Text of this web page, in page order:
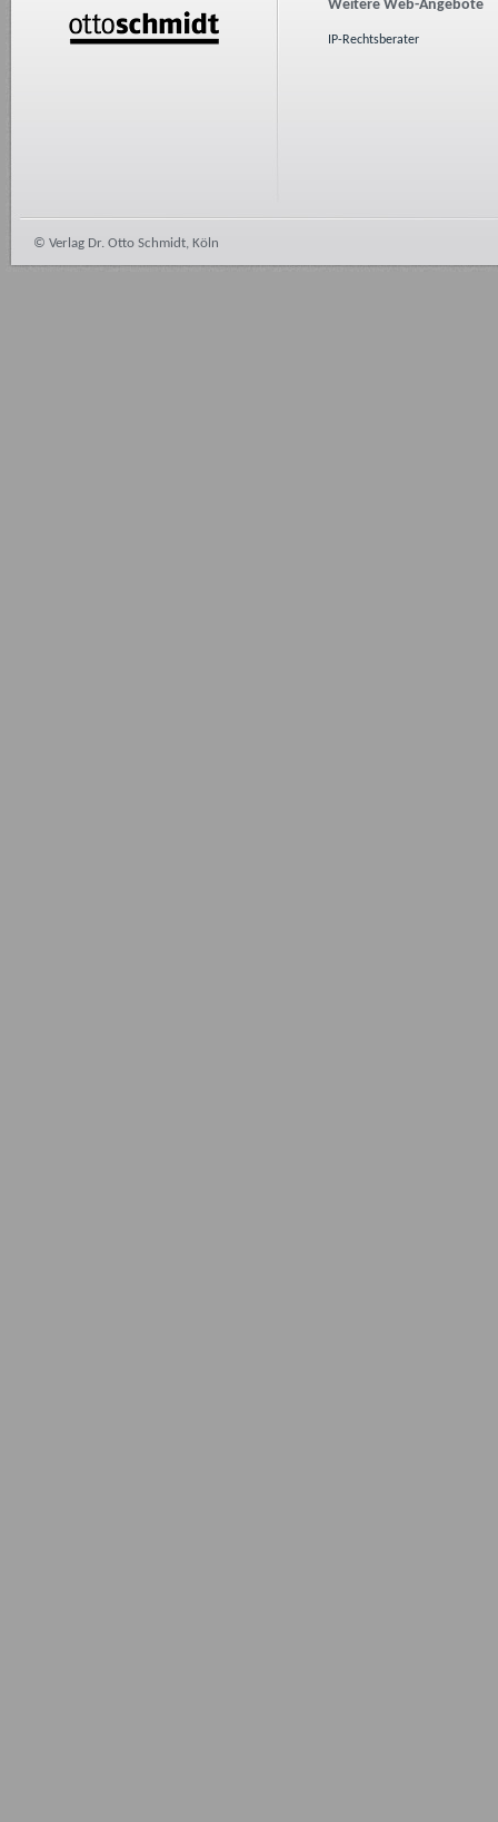
Weitere Web-Angebote
IP-Rechtsberater
© Verlag Dr. Otto Schmidt, Köln